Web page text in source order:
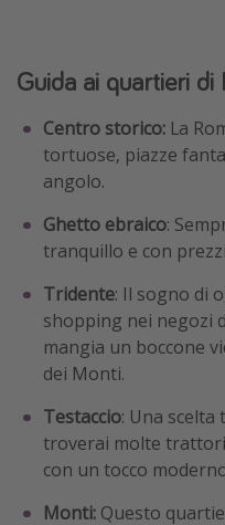
Guida ai quartieri di
Centro storico: La
tortuose, piazze
angolo.
Ghetto ebraico:
tranquillo e con
Tridente: Il sogno di
shopping nei negozi
mangia un boccone
dei Monti.
Testaccio: Una
troverai molte
con un tocco
Monti: Questo